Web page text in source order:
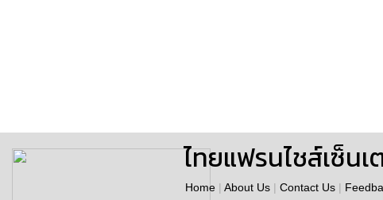
ไทยแฟรนไชส์เซ็นเ
Home | About Us | Contact Us |